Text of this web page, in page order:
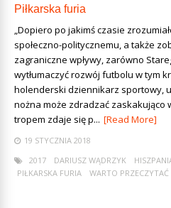
Piłkarska furia
„Dopiero po jakimś czasie
społeczno-politycznemu, a także
zagraniczne wpływy, zarówno
wytłumaczyć rozwój futbolu w tym
holenderski dziennikarz sportowy,
nożna może zdradzać zaskakująco
tropem zdaje się p... [Read More]
19 STYCZNIA 2018
2017
DARIUSZ WĄDRZYK
PIŁKARSKA FURIA
WARTO PRZECZYTAĆ